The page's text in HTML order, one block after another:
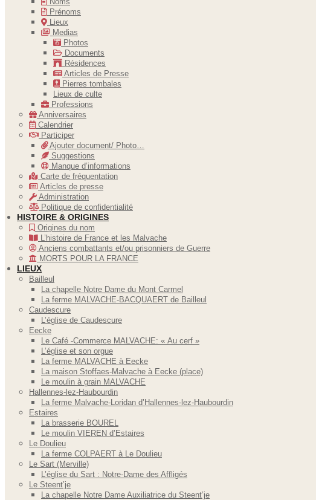
Prénoms
Lieux
Medias
Photos
Documents
Résidences
Articles de Presse
Pierres tombales
Lieux de culte
Professions
Anniversaires
Calendrier
Participer
Ajouter document/ Photo…
Suggestions
Manque d’informations
Carte de fréquentation
Articles de presse
Administration
Politique de confidentialité
HISTOIRE & ORIGINES
Origines du nom
L’histoire de France et les Malvache
Anciens combattants et/ou prisonniers de Guerre
MORTS POUR LA FRANCE
LIEUX
Bailleul
La chapelle Notre Dame du Mont Carmel
La ferme MALVACHE-BACQUAERT de Bailleul
Caudescure
L’église de Caudescure
Eecke
Le Café -Commerce MALVACHE: « Au cerf »
L’église et son orgue
La ferme MALVACHE à Eecke
La maison Stoffaes-Malvache à Eecke (place)
Le moulin à grain MALVACHE
Hallennes-lez-Haubourdin
La ferme Malvache-Loridan d’Hallennes-lez-Haubourdin
Estaires
La brasserie BOUREL
Le moulin VIEREN d’Estaires
Le Doulieu
La ferme COLPAERT à Le Doulieu
Le Sart (Merville)
L’église du Sart : Notre-Dame des Affligés
Le Steent’je
La chapelle Notre Dame Auxiliatrice du Steent’je